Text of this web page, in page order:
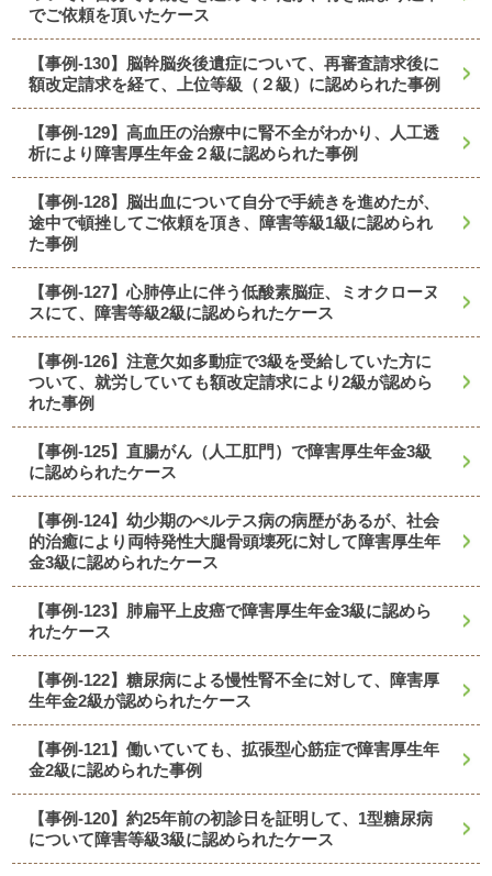
でご依頼を頂いたケース
【事例-130】脳幹脳炎後遺症について、再審査請求後に
額改定請求を経て、上位等級（２級）に認められた事例
【事例-129】高血圧の治療中に腎不全がわかり、人工透
析により障害厚生年金２級に認められた事例
【事例-128】脳出血について自分で手続きを進めたが、
途中で頓挫してご依頼を頂き、障害等級1級に認められ
た事例
【事例-127】心肺停止に伴う低酸素脳症、ミオクローヌ
スにて、障害等級2級に認められたケース
【事例-126】注意欠如多動症で3級を受給していた方に
ついて、就労していても額改定請求により2級が認めら
れた事例
【事例-125】直腸がん（人工肛門）で障害厚生年金3級
に認められたケース
【事例-124】幼少期のぺルテス病の病歴があるが、社会
的治癒により両特発性大腿骨頭壊死に対して障害厚生年
金3級に認められたケース
【事例-123】肺扁平上皮癌で障害厚生年金3級に認めら
れたケース
【事例-122】糖尿病による慢性腎不全に対して、障害厚
生年金2級が認められたケース
【事例-121】働いていても、拡張型心筋症で障害厚生年
金2級に認められた事例
【事例-120】約25年前の初診日を証明して、1型糖尿病
について障害等級3級に認められたケース